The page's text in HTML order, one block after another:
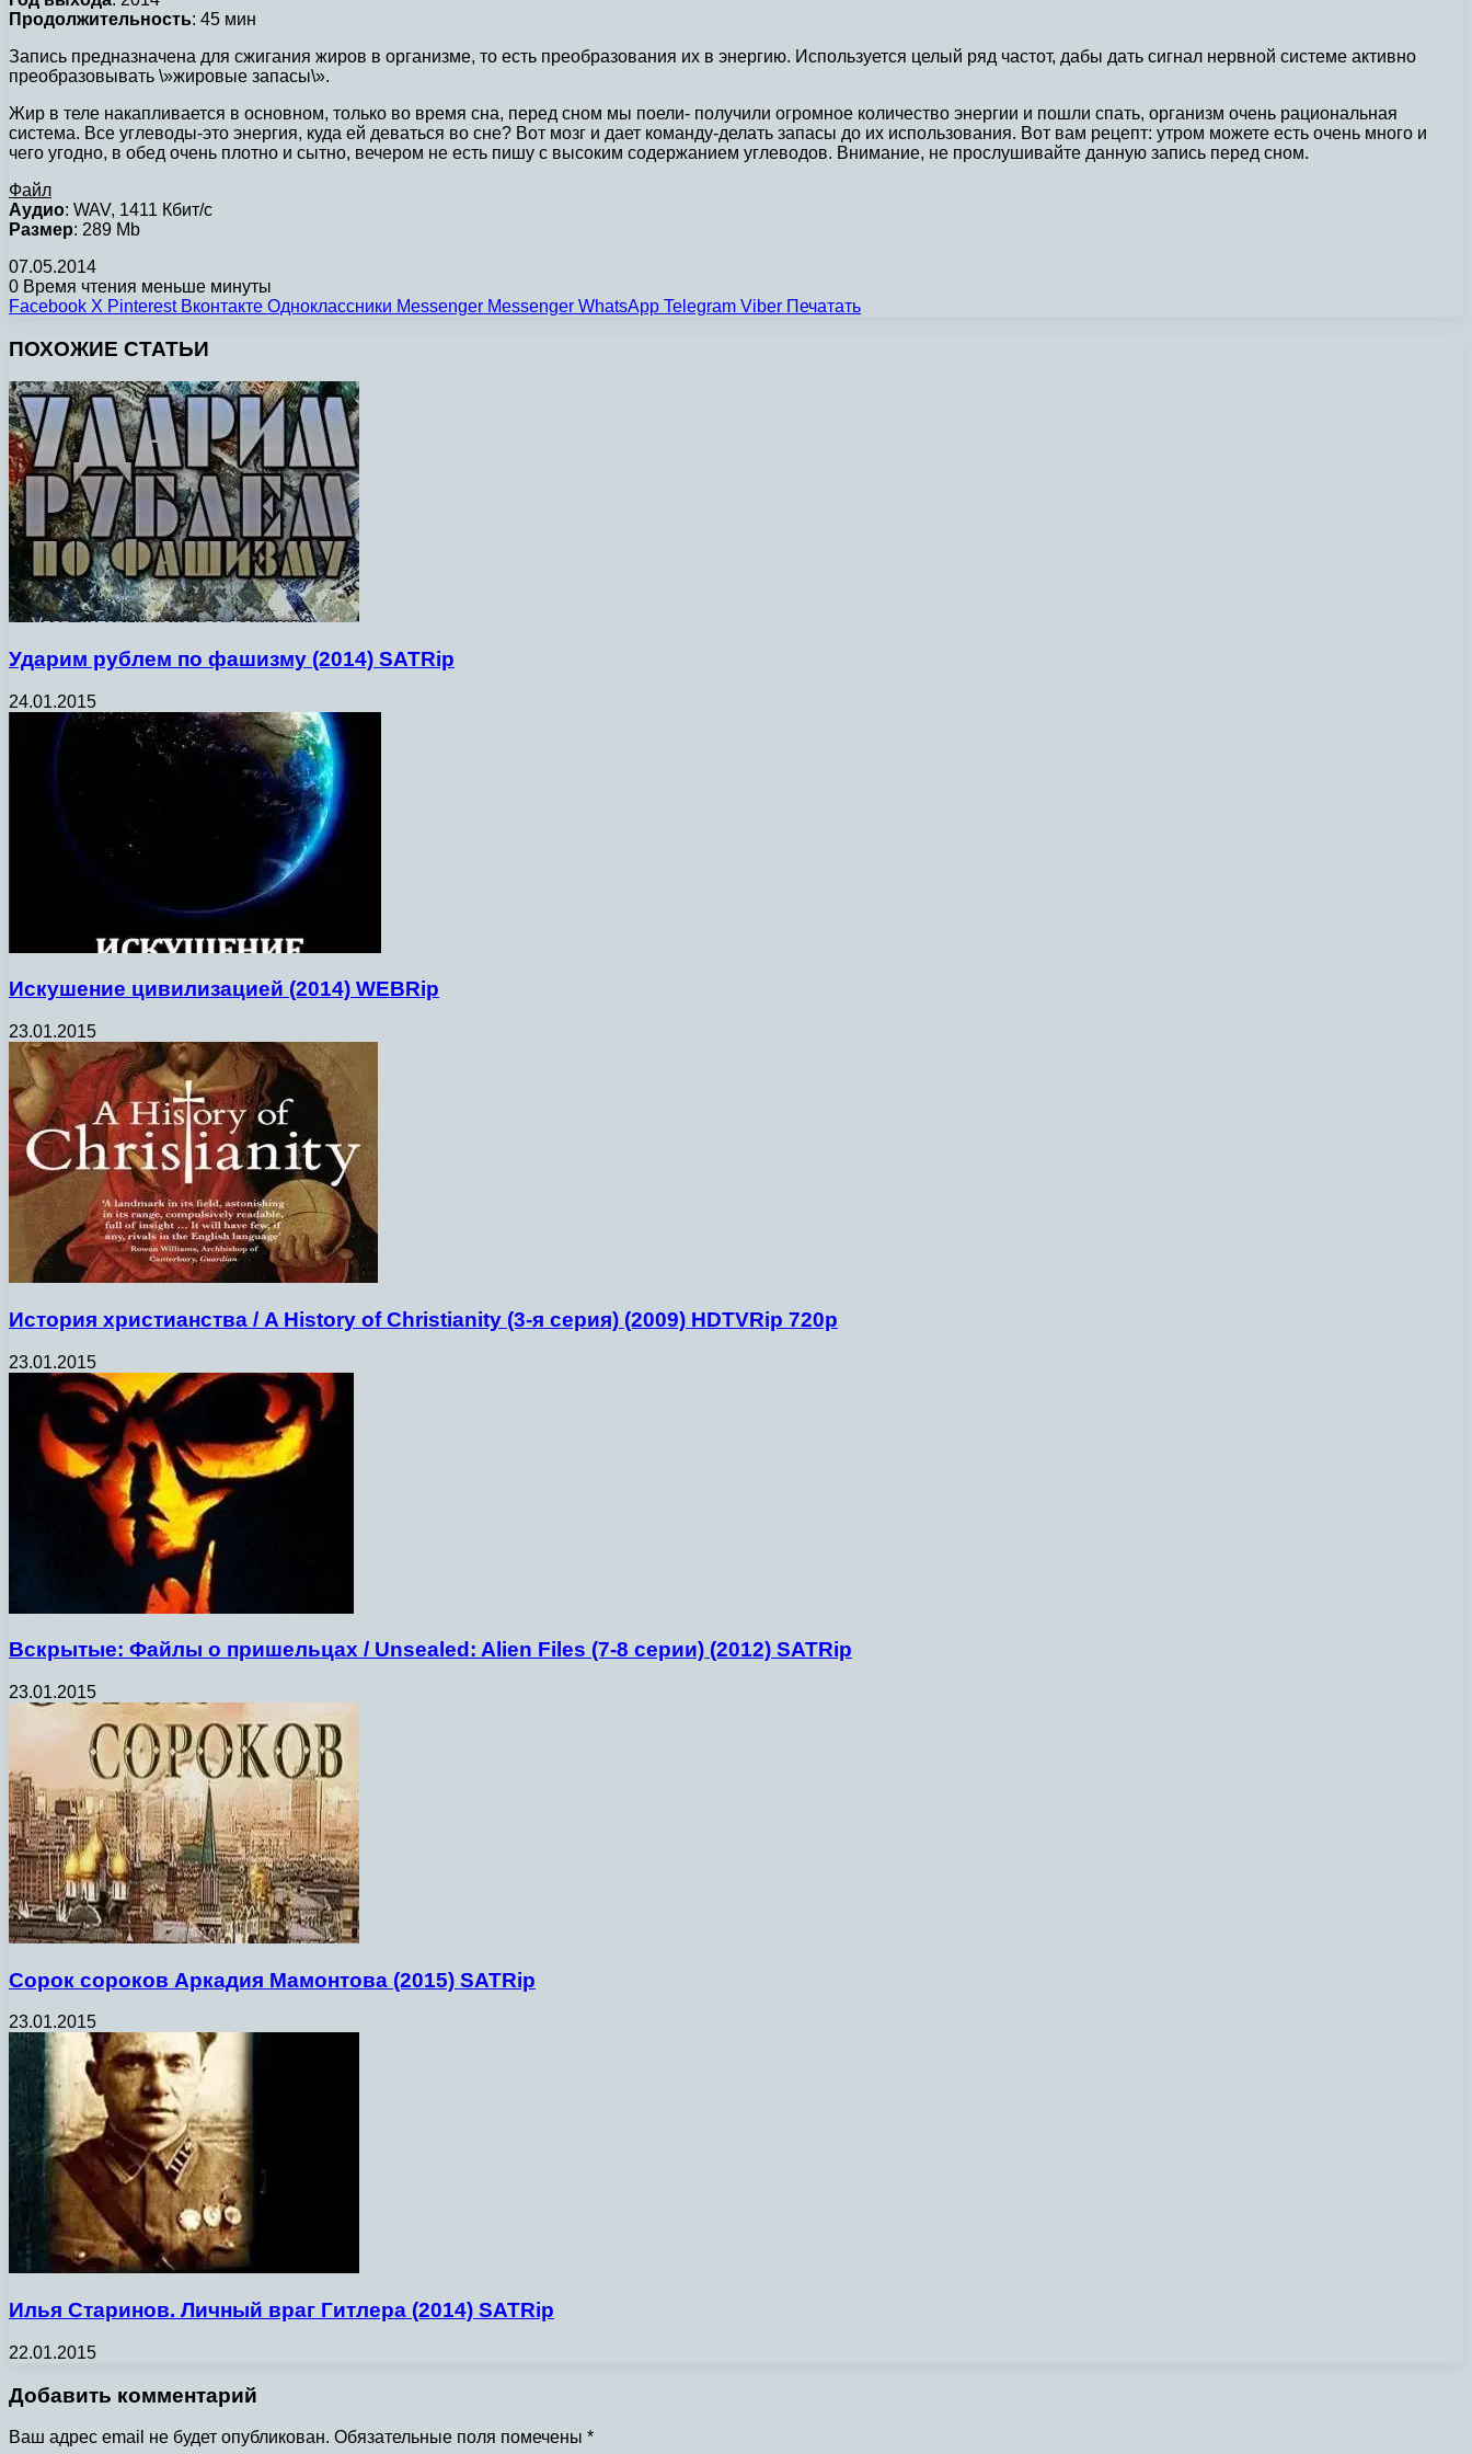
Продолжительность: 45 мин
Запись предназначена для сжигания жиров в организме, то есть преобразования их в энергию. Используется целый ряд частот, дабы дать сигнал нервной системе активно
преобразовывать \»жировые запасы\».
Жир в теле накапливается в основном, только во время сна, перед сном мы поели- получили огромное количество энергии и пошли спать, организм очень рациональная
система. Все углеводы-это энергия, куда ей деваться во сне? Вот мозг и дает команду-делать запасы до их использования. Вот вам рецепт: утром можете есть очень много и
чего угодно, в обед очень плотно и сытно, вечером не есть пишу с высоким содержанием углеводов. Внимание, не прослушивайте данную запись перед сном.
Файл
Аудио: WAV, 1411 Кбит/с
Размер: 289 Mb
07.05.2014
0 Время чтения меньше минуты
Facebook X Pinterest Вконтакте Одноклассники Messenger Messenger WhatsApp Telegram Viber Печатать
ПОХОЖИЕ СТАТЬИ
Ударим рублем по фашизму (2014) SATRip
24.01.2015
Искушение цивилизацией (2014) WEBRip
23.01.2015
История христианства / A History of Christianity (3-я серия) (2009) HDTVRip 720p
23.01.2015
Вскрытые: Файлы о пришельцах / Unsealed: Alien Files (7-8 серии) (2012) SATRip
23.01.2015
Сорок сороков Аркадия Мамонтова (2015) SATRip
23.01.2015
Илья Старинов. Личный враг Гитлера (2014) SATRip
22.01.2015
Добавить комментарий
Ваш адрес email не будет опубликован. Обязательные поля помечены *